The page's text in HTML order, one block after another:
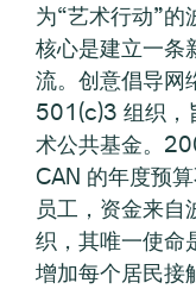
为“艺术行动”的
核心是建立一条
流。创意倡导网
501(c)3 组织，
术公共基金。
CAN 的年度预
员工，资金来自
织，其唯一使命
增加每个居民接